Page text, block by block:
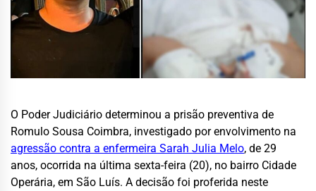
O Poder Judiciário determinou a prisão preventiva de
Romulo Sousa Coimbra, investigado por envolvimento na
agressão contra a enfermeira Sarah Julia Melo, de 29
anos, ocorrida na última sexta-feira (20), no bairro Cidade
Operária, em São Luís. A decisão foi proferida neste